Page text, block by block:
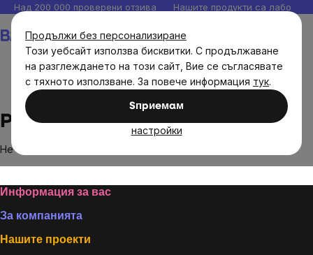
Продължи без персонализиране
Този уебсайт използва бисквитки. С продължаване
на разглеждането на този сайт, Вие се съгласявате
с тяхното използване. За повече информация тук.
Sпpиeмaм
настройки
Прескочи
към
съдържанието
Над 200 000 проверени отзива Нашите продукти са
Pumpkin Organics
Pumpkin Organics
Не са намерени стоки на марката
Footer
Информация за вас
За компанията
Нашите проекти